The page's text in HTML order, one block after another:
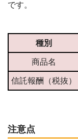
です。
種別
商品名
信託報酬（税抜）
注意点